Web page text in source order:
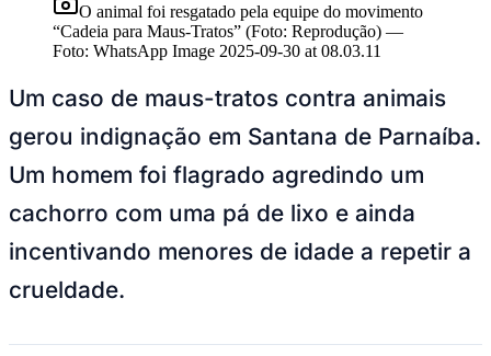
Para Sua Empresa
Anuncie no Portal
Anunciar VagasNovo
Publicidade Legal
NBA
NFL
Fórmula 1
UFC
MLB
Atletismo
O animal foi resgatado pela equipe do movimento
“Cadeia para Maus-Tratos” (Foto: Reprodução) —
Foto: WhatsApp Image 2025-09-30 at 08.03.11
Um caso de maus-tratos contra animais
gerou indignação em Santana de Parnaíba.
Um homem foi flagrado agredindo um
cachorro com uma pá de lixo e ainda
incentivando menores de idade a repetir a
crueldade.